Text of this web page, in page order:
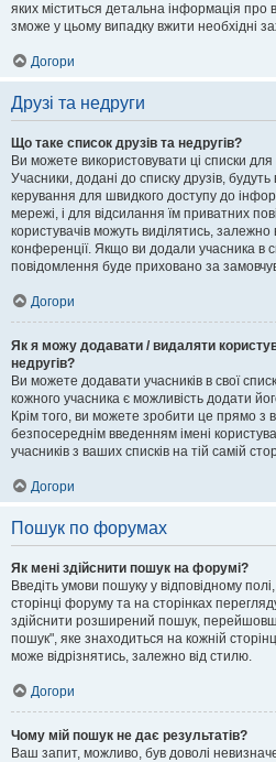
яких міститься детальна інформація про
зможе у цьому випадку вжити необхідні
Догори
Друзі та недруги
Що таке список друзів та недругів?
Ви можете використовувати ці списки
Учасники, додані до списку друзів,
керування для швидкого доступу до
мережі, і для відсилання їм приватних
користувачів можуть виділятись,
конференції. Якщо ви додали учасника в
повідомлення буде приховано за
Догори
Як я можу додавати / видаляти
недругів?
Ви можете додавати учасників в свої
кожного учасника є можливість додати
Крім того, ви можете зробити це прямо з
безпосереднім введенням імені
учасників з ваших списків на тій самій
Догори
Пошук по форумах
Як мені здійснити пошук на форумі?
Введіть умови пошуку у відповідному
сторінці форуму та на сторінках
здійснити розширений пошук,
пошук", яке знаходиться на кожній
може відрізнятись, залежно від стилю.
Догори
Чому мій пошук не дає результатів?
Ваш запит, можливо, був доволі